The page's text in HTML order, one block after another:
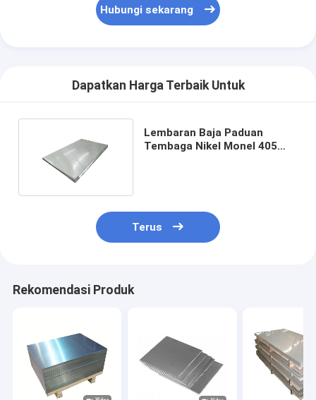
Hubungi sekarang
Dapatkan Harga Terbaik Untuk
Lembaran Baja Paduan
Tembaga Nikel Monel 405
Terus
Rekomendasi Produk